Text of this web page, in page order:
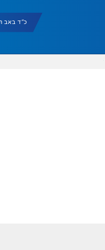
כ"ד באב תשפ"ו |